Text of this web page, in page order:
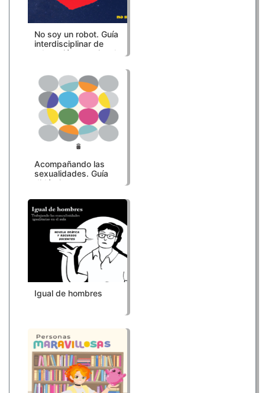
No soy un robot. Guía
interdisciplinar de
educación emocional
Acompañando las
sexualidades. Guía
didáctica para
Educación Primaria
Igual de hombres